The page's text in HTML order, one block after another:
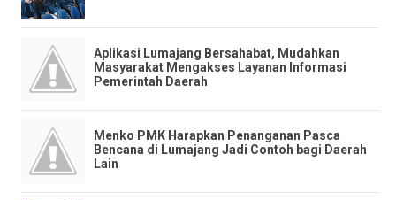
Aplikasi Lumajang Bersahabat, Mudahkan
Masyarakat Mengakses Layanan Informasi
Pemerintah Daerah
Menko PMK Harapkan Penanganan Pasca
Bencana di Lumajang Jadi Contoh bagi Daerah
Lain